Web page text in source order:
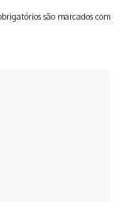
são marcados com